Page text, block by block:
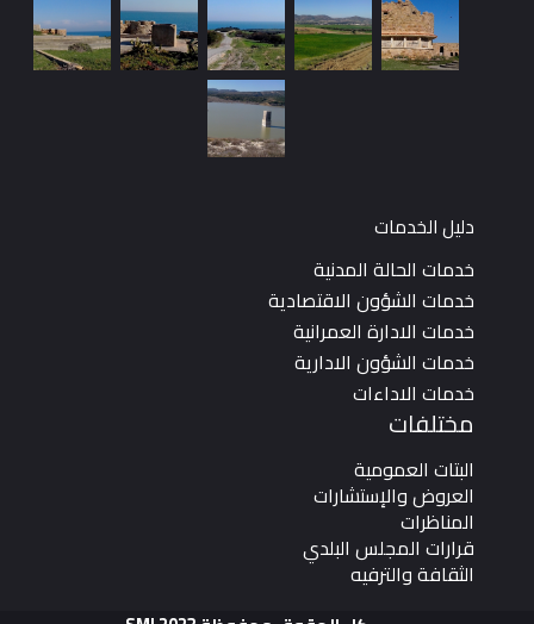
دليل الخدمات
خدمات الحالة المدنية
خدمات الشؤون الاقتصادية
خدمات الادارة العمرانية
خدمات الشؤون الادارية
خدمات الاداءات
مختلفات
البتات العمومية
العروض والإستشارات
المناظرات
قرارات المجلس البلدي
الثقافة والترفيه